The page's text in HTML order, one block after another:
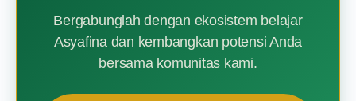
Bergabunglah dengan ekosistem belajar
Asyafina dan kembangkan potensi Anda
bersama komunitas kami.